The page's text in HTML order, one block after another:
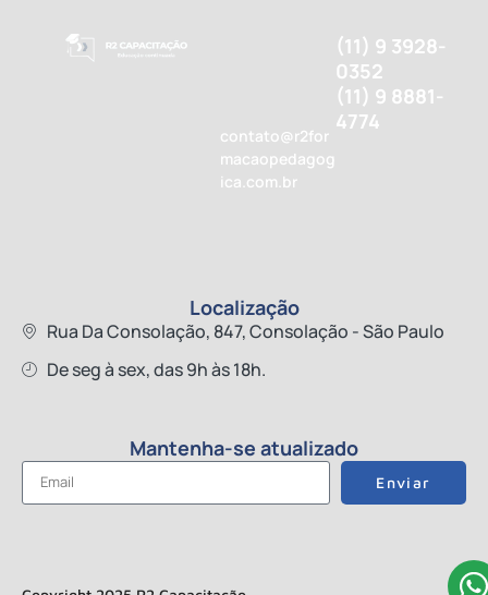
contato@r2for
macaopedagog
ica.com.br
(11) 9 3928-
0352
(11) 9 8881-
4774
Localização
Rua Da Consolação, 847, Consolação - São Paulo
De seg à sex, das 9h às 18h.
Mantenha-se atualizado
Enviar